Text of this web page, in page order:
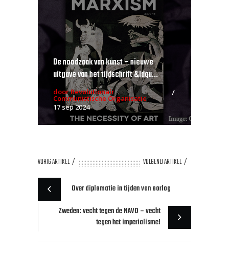
De noodzaak van kunst – nieuwe
uitgave van het tijdschrift &ldqu...
door Revolutionair
Communistische Organisatie
17 sep 2024
VORIG ARTIKEL VOLGEND ARTIKEL
Over diplomatie in tijden van oorlog
Zweden: vecht tegen de NAVO – vecht
tegen het imperialisme!